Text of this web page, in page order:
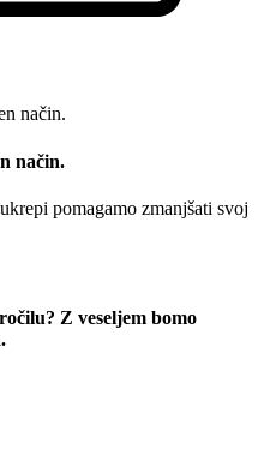
način.
pomagamo zmanjšati svoj
Z veseljem bomo